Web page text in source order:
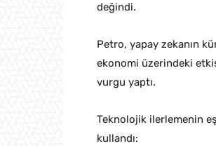
değindi.
Petro, yapay zekanın
ekonomi üzerindeki
vurgu yaptı.
Teknolojik ilerlemenin
kullandı: